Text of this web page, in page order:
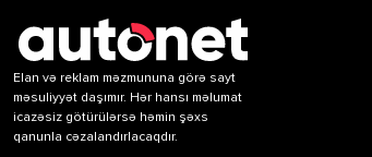
Elan və reklam məzmununa görə sayt
məsuliyyət daşımır. Hər hansı məlumat
icazəsiz götürülərsə həmin şəxs
qanunla cəzalandırlacaqdır.